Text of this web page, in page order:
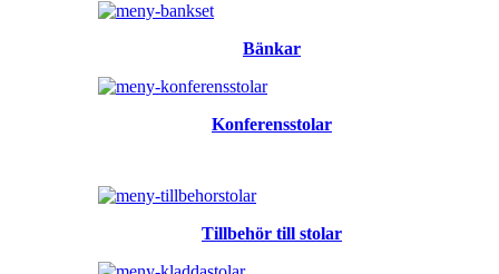
Bänkar
Konferensstolar
Tillbehör till stolar